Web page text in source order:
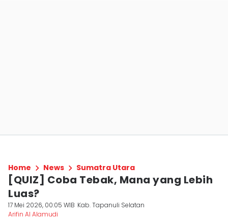
Home News Sumatra Utara
[QUIZ] Coba Tebak, Mana yang Lebih
Luas?
17 Mei 2026, 00:05 WIB Kab. Tapanuli Selatan
Arifin Al Alamudi